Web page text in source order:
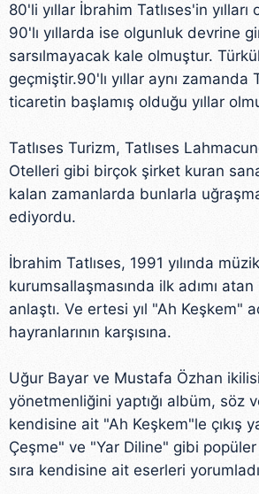
80'li yıllar İbrahim Tatlıses'in yılları
90'lı yıllarda ise olgunluk devrine
sarsılmayacak kale olmuştur.
geçmiştir.90'lı yıllar aynı zamanda
ticaretin başlamış olduğu yıllar
Tatlıses Turizm, Tatlıses
Otelleri gibi birçok şirket kuran
kalan zamanlarda bunlarla
ediyordu.
İbrahim Tatlıses, 1991 yılında
kurumsallaşmasında ilk adımı
anlaştı. Ve ertesi yıl "Ah Keşkem"
hayranlarının karşısına.
Uğur Bayar ve Mustafa Özhan
yönetmenliğini yaptığı albüm, söz
kendisine ait "Ah Keşkem"le çıkış
Çeşme" ve "Yar Diline" gibi popüler
sıra kendisine ait eserleri